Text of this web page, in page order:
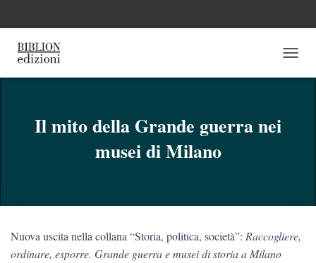
A
G
Il mito della Grande guerra nei
musei di Milano
Nuova uscita nella collana “Storia, politica, società”: Raccogliere,
ordinare, esporre. Grande guerra e musei di storia a Milano